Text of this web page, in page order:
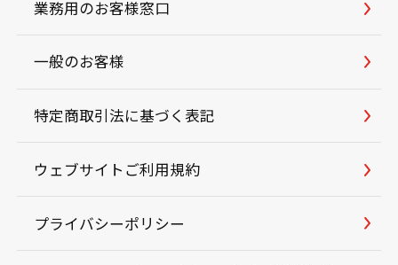
業務用のお客様窓口
一般のお客様
特定商取引法に基づく表記
ウェブサイトご利用規約
プライバシーポリシー